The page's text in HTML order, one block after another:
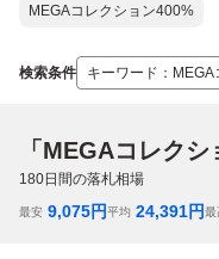
MEGAコレクション400%
検索条件 キーワード ： MEGA
180日間の落札相場
最安 9,075円平均 24,391円最